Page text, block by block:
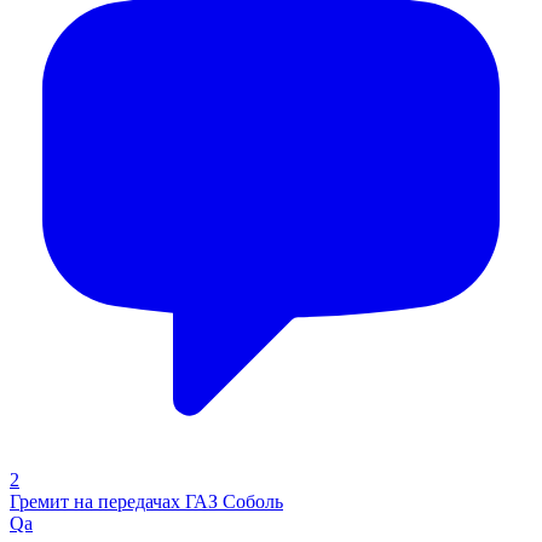
2
Гремит на передачах ГАЗ Соболь
Qa